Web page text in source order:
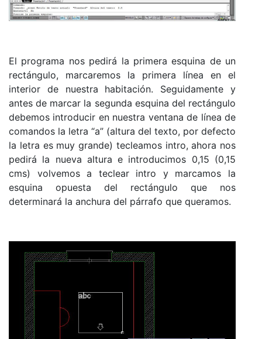
El programa nos pedirá la primera esquina de un
rectángulo, marcaremos la primera línea en el
interior de nuestra habitación. Seguidamente y
antes de marcar la segunda esquina del rectángulo
debemos introducir en nuestra ventana de línea de
comandos la letra “a” (altura del texto, por defecto
la letra es muy grande) tecleamos intro, ahora nos
pedirá la nueva altura e introducimos 0,15 (0,15
cms) volvemos a teclear intro y marcamos la
esquina opuesta del rectángulo que nos
determinará la anchura del párrafo que queramos.